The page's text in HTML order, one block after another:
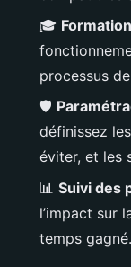
🎓
processus
🛡️
définissez
éviter, et les
📊 Suivi des
l’impact sur
temps gagné.